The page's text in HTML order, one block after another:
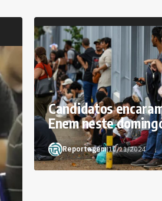
Candidatos
Enem neste
Reportagem|10/11/2024